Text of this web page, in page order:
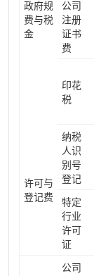
政府规
费与税
金
公司
注册
证书
费
印花
税
许可与
登记费
纳税
人识
别号
登记
特定
行业
许可
证
公司